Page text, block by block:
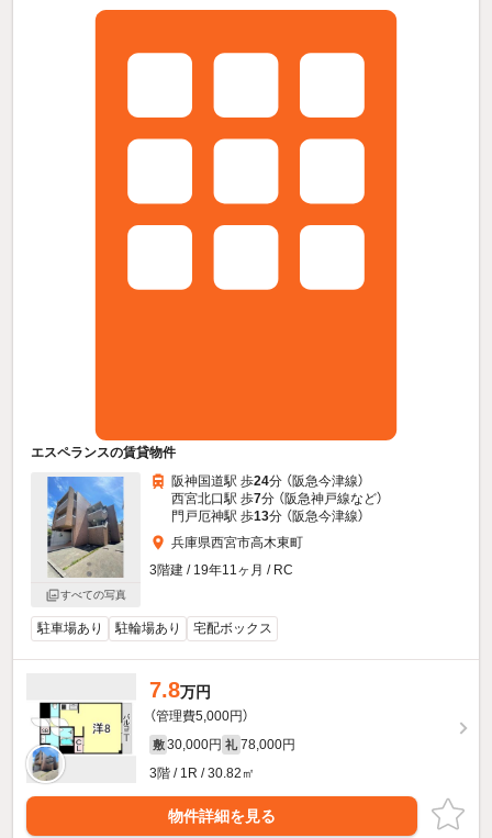
エスペランスの賃貸物件
すべての写真
阪神国道駅 歩24分 （阪急今津線）
西宮北口駅 歩7分 （阪急神戸線など）
門戸厄神駅 歩13分 （阪急今津線）
兵庫県西宮市高木東町
3階建 / 19年11ヶ月 / RC
駐車場あり 駐輪場あり 宅配ボックス
7.8万円
（管理費5,000円）
敷 30,000円 礼 78,000円
3階 / 1R / 30.82㎡
物件詳細を見る